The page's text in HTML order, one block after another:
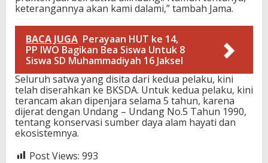
keterangannya akan kami dalami,” tambah Jama.
BACA JUGA Perayaan HUT ke 14,
PP IWO Bagikan Bea Siswa Untuk 8
Siswa SD Muhammadiyah 16 Jaksel
Seluruh satwa yang disita dari kedua pelaku, kini
telah diserahkan ke BKSDA. Untuk kedua pelaku, kini
terancam akan dipenjara selama 5 tahun, karena
dijerat dengan Undang – Undang No.5 Tahun 1990,
tentang konservasi sumber daya alam hayati dan
ekosistemnya.
Post Views: 993